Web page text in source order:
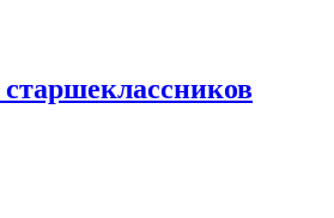
старшеклассников